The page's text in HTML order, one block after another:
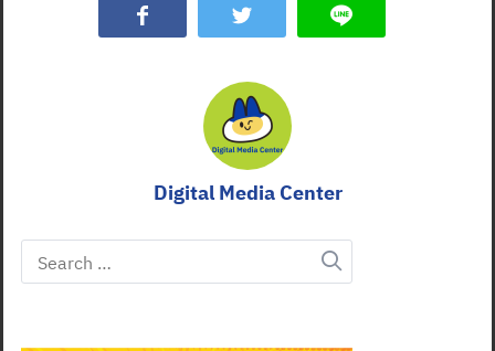
Digital Media Center
Search
for: